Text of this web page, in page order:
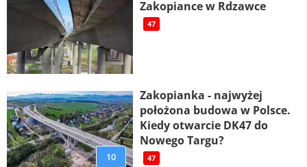
Zakopiance w Rdzawce
47
10
Zakopianka - najwyżej
położona budowa w Polsce.
Kiedy otwarcie DK47 do
Nowego Targu?
47